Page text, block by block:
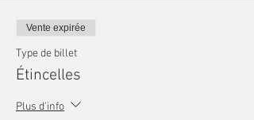
Vente expirée
Type de billet
Étincelles
Plus d'info